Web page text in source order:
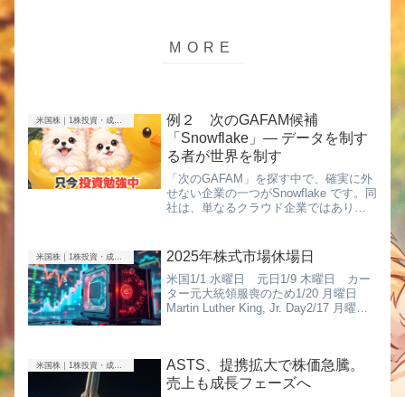
米国株｜1株投資・成長株
例２ 次のGAFAM候補
「Snowflake」― データを制す
る者が世界を制す
「次のGAFAM」を探す中で、確実に外
せない企業の一つがSnowflake です。同
社は、単なるクラウド企業ではありま
業内容：あらゆる企業の“データ基
盤”Snowf...
米国株｜1株投資・成長株 2025年株式市場休場日
米国1/1 水曜日 元日1/9 木曜日 カー
ター元大統領服喪のため1/20 月曜日
Martin Luther King, Jr. Day2/17 月曜日
米国株｜1株投資・成長株
ASTS、提携拡大で株価急騰。
売上も成長フェーズへ